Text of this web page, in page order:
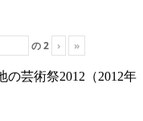
の2 › »
の芸術祭2012（2012年